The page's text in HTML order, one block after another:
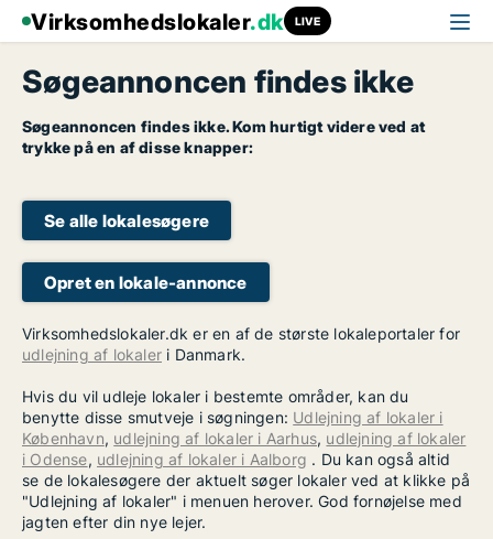
Virksomhedslokaler.dk LIVE
Søgeannoncen findes ikke
Søgeannoncen findes ikke. Kom hurtigt videre ved at
trykke på en af disse knapper:
Se alle lokalesøgere
Opret en lokale-annonce
Virksomhedslokaler.dk er en af de største lokaleportaler for
udlejning af lokaler i Danmark.
Hvis du vil udleje lokaler i bestemte områder, kan du
benytte disse smutveje i søgningen: Udlejning af lokaler i
København, udlejning af lokaler i Aarhus, udlejning af lokaler
i Odense, udlejning af lokaler i Aalborg . Du kan også altid
se de lokalesøgere der aktuelt søger lokaler ved at klikke på
"Udlejning af lokaler" i menuen herover. God fornøjelse med
jagten efter din nye lejer.